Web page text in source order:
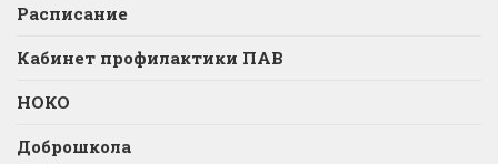
Расписание
Кабинет профилактики ПАВ
НОКО
Доброшкола